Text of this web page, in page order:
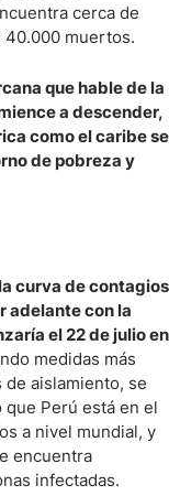
cerca de
40.000 muertos.
que hable de la
a descender,
como el caribe se
de pobreza y
curva de contagios
adelante con la
el 22 de julio en
medidas más
aislamiento, se
Perú está en el
a nivel mundial, y
encuentra
infectadas.